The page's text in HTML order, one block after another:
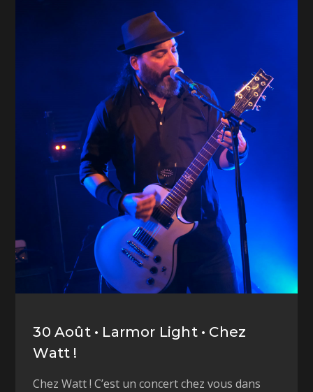
30 Août • Larmor Light • Chez
Watt !
Chez Watt ! C’est un concert chez vous dans